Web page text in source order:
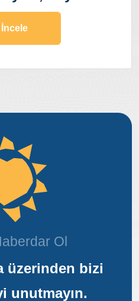
İncele
Ol
üzerinden bizi
unutmayın.